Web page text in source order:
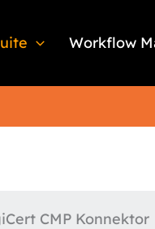
Workflow
CMP Konnektor